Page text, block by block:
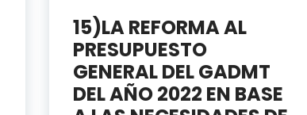
15)LA REFORMA AL
PRESUPUESTO
GENERAL DEL GADMT
DEL AÑO 2022 EN BASE